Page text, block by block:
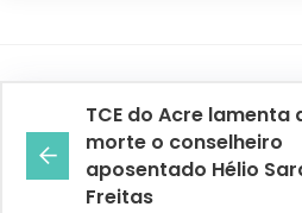
TCE do Acre lamenta
morte o conselheiro
aposentado Hélio
Freitas